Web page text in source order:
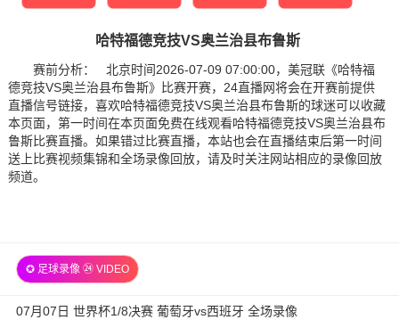
哈特福德竞技VS奥兰治县布鲁斯
赛前分析： 北京时间2026-07-09 07:00:00，美冠联《哈特福
德竞技VS奥兰治县布鲁斯》比赛开赛，24直播网将会在开赛前提供
直播信号链接，喜欢哈特福德竞技VS奥兰治县布鲁斯的球迷可以收藏
本页面，第一时间在本页面免费在线观看哈特福德竞技VS奥兰治县布
鲁斯比赛直播。如果错过比赛直播，本站也会在直播结束后第一时间
送上比赛视频集锦和全场录像回放，请及时关注网站相应的录像回放
频道。
✪ 足球录像 ㉔ VIDEO
07月07日 世界杯1/8决赛 葡萄牙vs西班牙 全场录像